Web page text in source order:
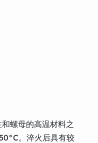
螺母的高温材料之
。淬火后具有较